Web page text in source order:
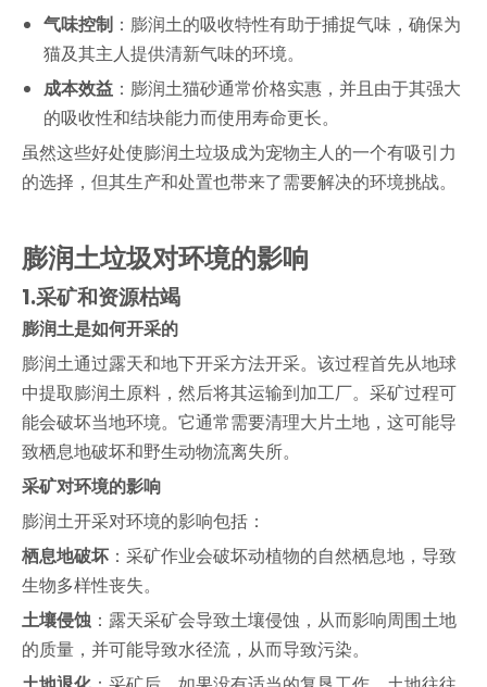
气味控制 ：膨润土的吸收特性有助于捕捉气味，确保为
猫及其主人提供清新气味的环境。
成本效益 ：膨润土猫砂通常价格实惠，并且由于其强大
的吸收性和结块能力而使用寿命更长。
虽然这些好处使膨润土垃圾成为宠物主人的一个有吸引力
的选择，但其生产和处置也带来了需要解决的环境挑战。
膨润土垃圾对环境的影响
1.采矿和资源枯竭
膨润土是如何开采的
膨润土通过露天和地下开采方法开采。该过程首先从地球
中提取膨润土原料，然后将其运输到加工厂。采矿过程可
能会破坏当地环境。它通常需要清理大片土地，这可能导
致栖息地破坏和野生动物流离失所。
采矿对环境的影响
膨润土开采对环境的影响包括：
栖息地破坏 ：采矿作业会破坏动植物的自然栖息地，导致
生物多样性丧失。
土壤侵蚀 ：露天采矿会导致土壤侵蚀，从而影响周围土地
的质量，并可能导致水径流，从而导致污染。